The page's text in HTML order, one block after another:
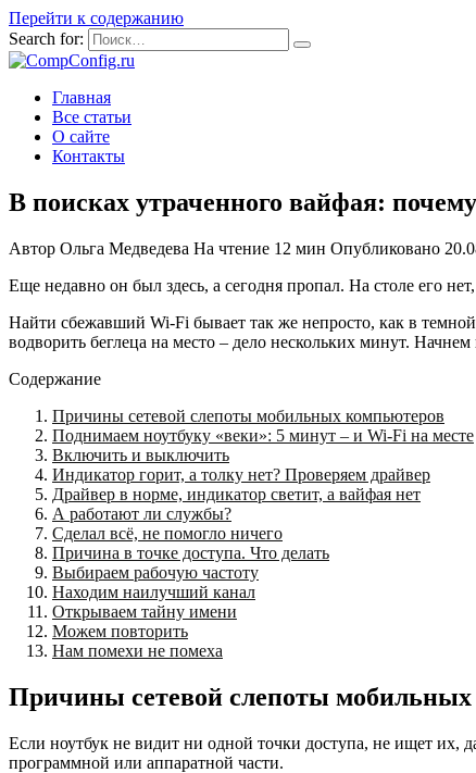
Перейти к содержанию
Search for:
Главная
Все статьи
О сайте
Контакты
В поисках утраченного вайфая:
Автор Ольга Медведева На чтение 12 мин Опубликовано
Еще недавно он был здесь, а сегодня пропал. На столе его
Найти сбежавший Wi-Fi бывает так же непросто, как в темной
водворить беглеца на место – дело нескольких минут.
Содержание
Причины сетевой слепоты мобильных компьютеров
Поднимаем ноутбуку «веки»: 5 минут – и Wi-Fi на месте
Включить и выключить
Индикатор горит, а толку нет? Проверяем драйвер
Драйвер в норме, индикатор светит, а вайфая нет
А работают ли службы?
Сделал всё, не помогло ничего
Причина в точке доступа. Что делать
Выбираем рабочую частоту
Находим наилучший канал
Открываем тайну имени
Можем повторить
Нам помехи не помеха
Причины сетевой слепоты
Если ноутбук не видит ни одной точки доступа, не ищет их,
программной или аппаратной части.